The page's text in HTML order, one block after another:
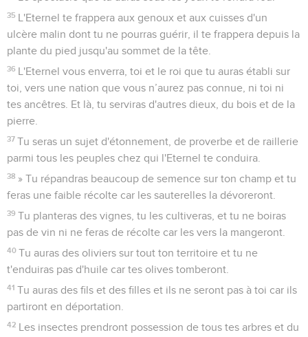
35 L'Eternel te frappera aux genoux et aux cuisses d'un
ulcère malin dont tu ne pourras guérir, il te frappera depuis la
plante du pied jusqu'au sommet de la tête.
36 L'Eternel vous enverra, toi et le roi que tu auras établi sur
toi, vers une nation que vous n’aurez pas connue, ni toi ni
tes ancêtres. Et là, tu serviras d'autres dieux, du bois et de la
pierre.
37 Tu seras un sujet d'étonnement, de proverbe et de raillerie
parmi tous les peuples chez qui l'Eternel te conduira.
38 » Tu répandras beaucoup de semence sur ton champ et tu
feras une faible récolte car les sauterelles la dévoreront.
39 Tu planteras des vignes, tu les cultiveras, et tu ne boiras
pas de vin ni ne feras de récolte car les vers la mangeront.
40 Tu auras des oliviers sur tout ton territoire et tu ne
t'enduiras pas d'huile car tes olives tomberont.
41 Tu auras des fils et des filles et ils ne seront pas à toi car ils
partiront en déportation.
42 Les insectes prendront possession de tous tes arbres et du